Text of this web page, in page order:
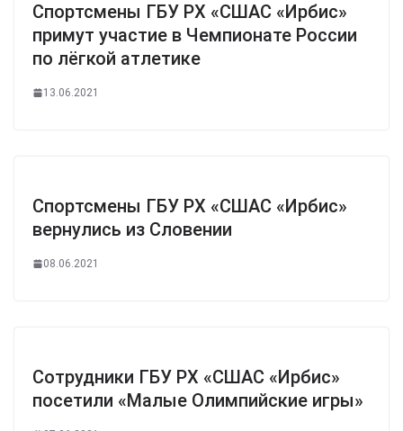
Спортсмены ГБУ РХ «СШАС «Ирбис»
примут участие в Чемпионате России
по лёгкой атлетике
13.06.2021
Спортсмены ГБУ РХ «СШАС «Ирбис»
вернулись из Словении
08.06.2021
Сотрудники ГБУ РХ «СШАС «Ирбис»
посетили «Малые Олимпийские игры»